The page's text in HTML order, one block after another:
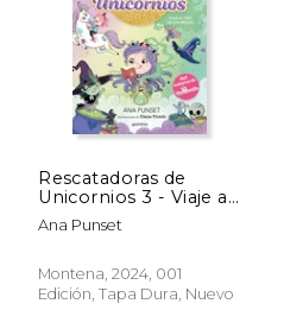
15%
dcto.
Rescatadoras de
Unicornios 3 - Viaje al
País de las Brujas: Del
Universo de Unicornia
Ana Punset
Montena, 2024, 001
Edición, Tapa Dura, Nuevo